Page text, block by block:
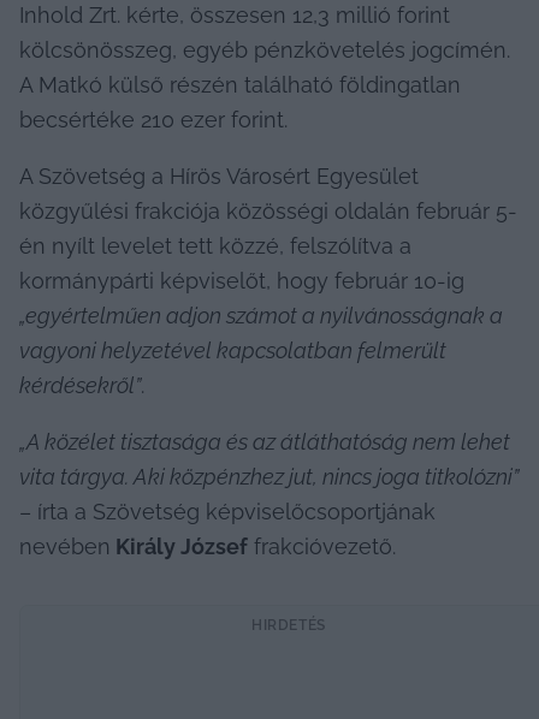
Inhold Zrt. kérte, összesen 12,3 millió forint
kölcsönösszeg, egyéb pénzkövetelés jogcímén.
A Matkó külső részén található földingatlan
becsértéke 210 ezer forint.
A Szövetség a Hírös Városért Egyesület
közgyűlési frakciója közösségi oldalán február 5-
én nyílt levelet tett közzé, felszólítva a
„egyértelműen adjon számot a nyilvánosságnak a
vagyoni helyzetével kapcsolatban felmerült
kérdésekről”.
„A közélet tisztasága és az átláthatóság nem lehet
vita tárgya. Aki közpénzhez jut, nincs joga titkolózni”
– írta a Szövetség képviselőcsoportjának
nevében Király József frakcióvezető.
HIRDETÉS